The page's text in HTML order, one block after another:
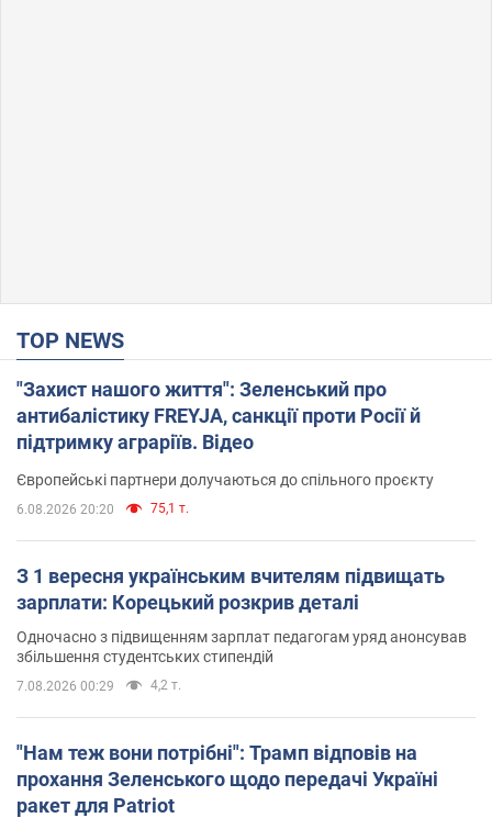
TOP NEWS
"Захист нашого життя": Зеленський про
антибалістику FREYJA, санкції проти Росії й
підтримку аграріїв. Відео
Європейські партнери долучаються до спільного проєкту
6.08.2026 20:20 75,1 т.
З 1 вересня українським вчителям підвищать
зарплати: Корецький розкрив деталі
Одночасно з підвищенням зарплат педагогам уряд анонсував
збільшення студентських стипендій
7.08.2026 00:29 4,2 т.
"Нам теж вони потрібні": Трамп відповів на
прохання Зеленського щодо передачі Україні
ракет для Patriot